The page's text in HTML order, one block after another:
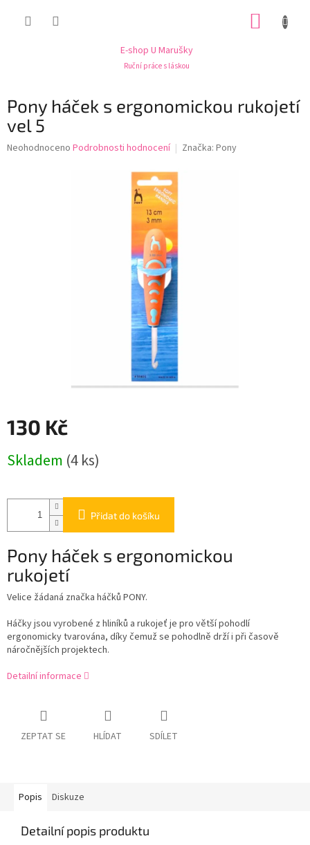
E-shop U Marušky
Ruční práce s láskou
Pony háček s ergonomickou rukojetí
vel 5
Průměrné
Neohodnoceno Podrobnosti hodnocení Značka: Pony
130 Kč
cena:
Skladem (4 ks)
Přidat do košíku
Pony háček s ergonomickou
rukojetí
Velice žádaná značka háčků PONY.
Háčky jsou vyrobené z hliníků a rukojeť je pro větší pohodlí
ergonomicky tvarována, díky čemuž se pohodlně drží i při časově
náročnějších projektech.
Detailní informace
ZEPTAT SE HLÍDAT SDÍLET
Popis Diskuze
Detailní popis produktu